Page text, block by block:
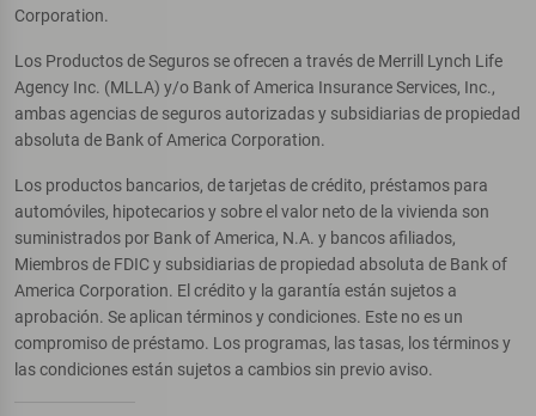
Corporation.
Los Productos de Seguros se ofrecen a través de Merrill Lynch Life
Agency Inc. (MLLA) y/o Bank of America Insurance Services, Inc.,
ambas agencias de seguros autorizadas y subsidiarias de propiedad
absoluta de Bank of America Corporation.
Los productos bancarios, de tarjetas de crédito, préstamos para
automóviles, hipotecarios y sobre el valor neto de la vivienda son
suministrados por Bank of America, N.A. y bancos afiliados,
Miembros de FDIC y subsidiarias de propiedad absoluta de Bank of
America Corporation. El crédito y la garantía están sujetos a
aprobación. Se aplican términos y condiciones. Este no es un
compromiso de préstamo. Los programas, las tasas, los términos y
las condiciones están sujetos a cambios sin previo aviso.